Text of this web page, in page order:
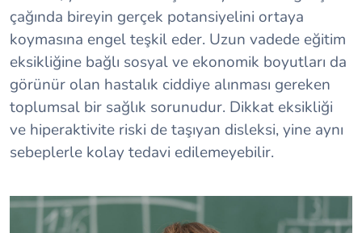
çağında bireyin gerçek potansiyelini ortaya
koymasına engel teşkil eder. Uzun vadede eğitim
eksikliğine bağlı sosyal ve ekonomik boyutları da
görünür olan hastalık ciddiye alınması gereken
toplumsal bir sağlık sorunudur. Dikkat eksikliği
ve hiperaktivite riski de taşıyan disleksi, yine aynı
sebeplerle kolay tedavi edilemeyebilir.